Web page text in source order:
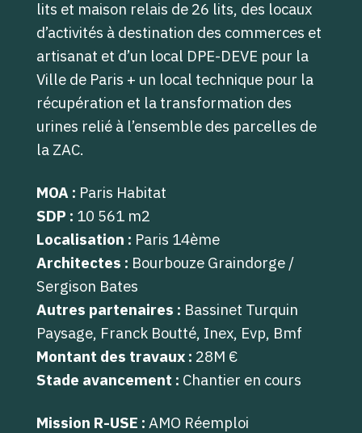
lits et maison relais de 26 lits, des locaux
d’activités à destination des commerces et
artisanat et d’un local DPE-DEVE pour la
Ville de Paris + un local technique pour la
récupération et la transformation des
urines relié à l’ensemble des parcelles de
la ZAC.
MOA : Paris Habitat
SDP : 10 561 m2
Localisation : Paris 14ème
Architectes : Bourbouze Graindorge /
Sergison Bates
Autres partenaires : Bassinet Turquin
Paysage, Franck Boutté, Inex, Evp, Bmf
Montant des travaux : 28M €
Stade avancement : Chantier en cours
Mission R-USE : AMO Réemploi